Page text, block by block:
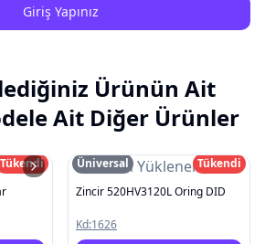
Giriş Yapınız
Ürünün Ait
Ait Diğer Ürünler
Tükendi
Resim Yüklenemedi
Üniversal
Tükendi
Zincir 520HV3120L Oring DID
Kd:1626